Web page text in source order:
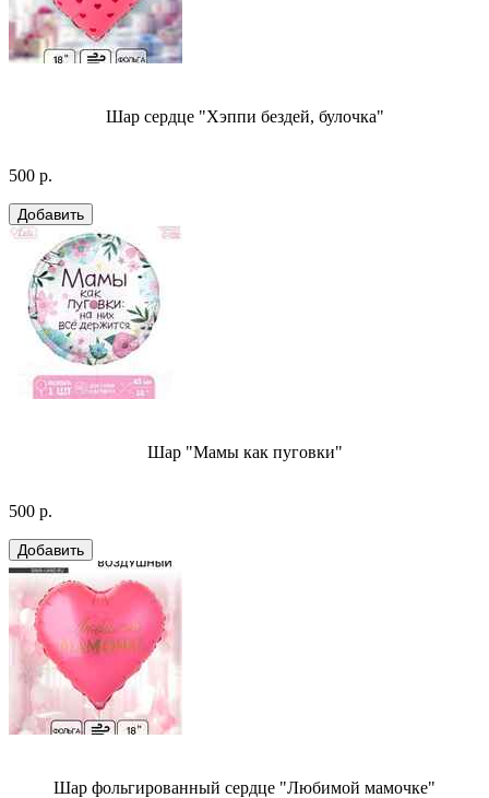
Шар сердце "Хэппи бездей, булочка"
500 р.
Шар "Мамы как пуговки"
500 р.
Шар фольгированный сердце "Любимой мамочке"